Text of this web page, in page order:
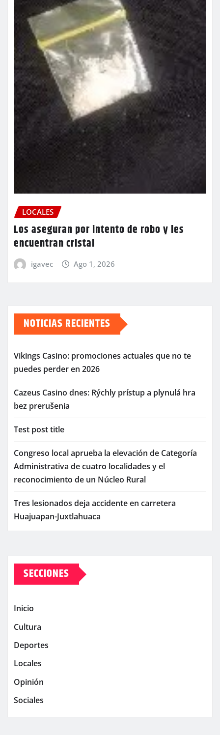
LOCALES
Los aseguran por intento de robo y les
encuentran cristal
igavec Ago 1, 2026
NOTICIAS RECIENTES
Vikings Casino: promociones actuales que no te
puedes perder en 2026
Cazeus Casino dnes: Rýchly prístup a plynulá hra
bez prerušenia
Test post title
Congreso local aprueba la elevación de Categoría
Administrativa de cuatro localidades y el
reconocimiento de un Núcleo Rural
Tres lesionados deja accidente en carretera
Huajuapan-Juxtlahuaca
SECCIONES
Inicio
Cultura
Deportes
Locales
Opinión
Sociales